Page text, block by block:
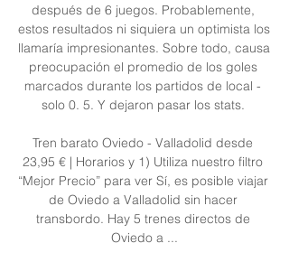
después de 6 juegos. Probablemente,
estos resultados ni siquiera un optimista los
llamaría impresionantes. Sobre todo, causa
preocupación el promedio de los goles
marcados durante los partidos de local -
solo 0. 5. Y dejaron pasar los stats.
Tren barato Oviedo - Valladolid desde
23,95 € | Horarios y 1) Utiliza nuestro filtro
“Mejor Precio” para ver Sí, es posible viajar
de Oviedo a Valladolid sin hacer
transbordo. Hay 5 trenes directos de
Oviedo a ...